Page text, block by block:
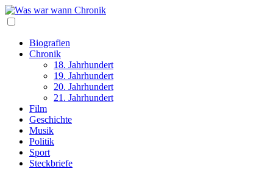
Biografien
Chronik
18. Jahrhundert
19. Jahrhundert
20. Jahrhundert
21. Jahrhundert
Film
Geschichte
Musik
Politik
Sport
Steckbriefe